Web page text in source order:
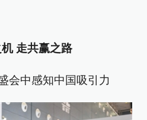
走共赢之路
中感知中国吸引力